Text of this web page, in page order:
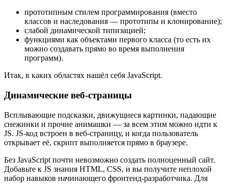
прототипным стилем программирования (вместо
классов и наследования — прототипы и клонирование);
слабой динамической типизацией;
функциями как объектами первого класса (то есть их
можно создавать прямо во время выполнения
программ).
Итак, в каких областях нашёл себя JavaScript.
Динамические веб-страницы
Всплывающие подсказки, движущиеся картинки, падающие
снежинки и прочие анимашки — за всем этим можно идти к
JS. JS-код встроен в веб-страницу, и когда пользователь
открывает её, скрипт выполняется прямо в браузере.
Без JavaScript почти невозможно создать полноценный сайт.
Добавьте к JS знания HTML, CSS, и вы получите неплохой
набор навыков начинающего фронтенд-разработчика. Для